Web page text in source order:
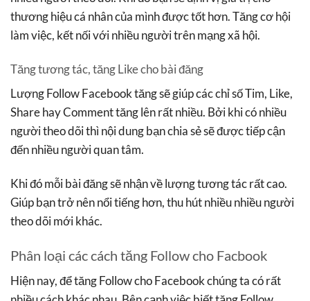
thương hiệu cá nhân của mình được tốt hơn. Tăng cơ hội
làm việc, kết nối với nhiều người trên mạng xã hội.
Tăng tương tác, tăng Like cho bài đăng
Lượng Follow Facebook tăng sẽ giúp các chỉ số Tim, Like,
Share hay Comment tăng lên rất nhiều. Bởi khi có nhiều
người theo dõi thì nội dung bạn chia sẻ sẽ được tiếp cận
đến nhiều người quan tâm.
Khi đó mỗi bài đăng sẽ nhận về lượng tương tác rất cao.
Giúp bạn trở nên nổi tiếng hơn, thu hút nhiều nhiều người
theo dõi mới khác.
Phân loại các cách tăng Follow cho Facbook
Hiện nay, để tăng Follow cho Facebook chúng ta có rất